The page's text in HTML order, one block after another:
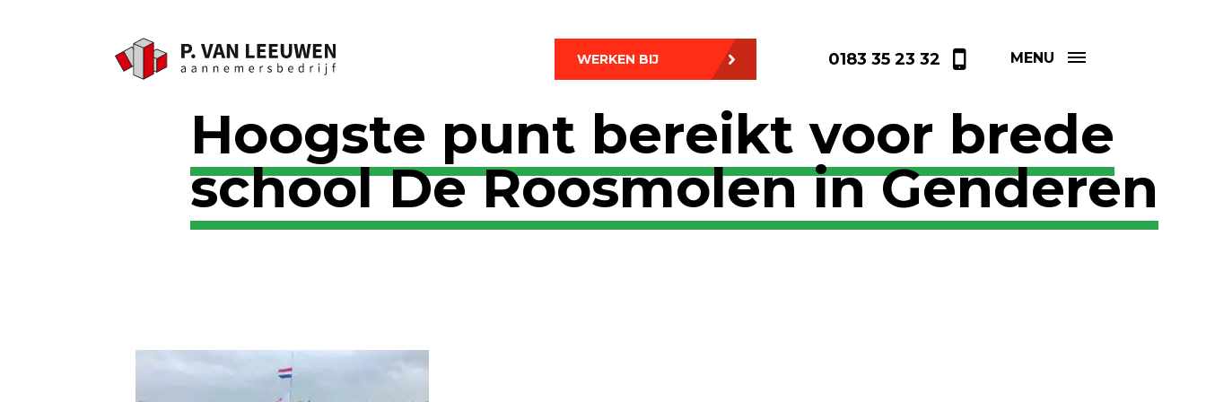
WERKEN BIJ 0183 35 23 32 MENU
Hoogste punt bereikt voor brede
school De Roosmolen in Genderen